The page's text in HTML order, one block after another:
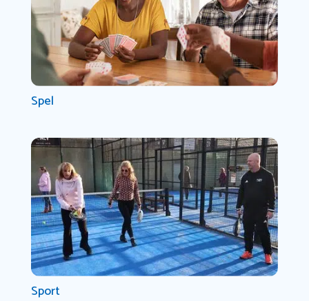
Spel
Sport